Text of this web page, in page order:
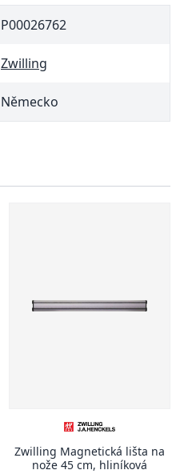
P00026762
Zwilling
Německo
Zwilling Magnetická lišta na
nože 45 cm, hliníková